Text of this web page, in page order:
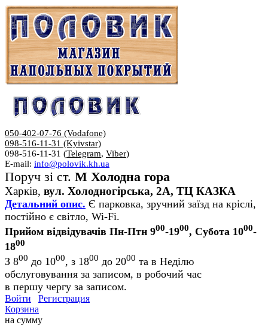
050-402-07-76 (Vodafone)
098-516-11-31 (Kyivstar)
098-516-11-31 (Telegram, Viber)
E-mail: info@polovik.kh.ua
Поруч зі ст. М Холодна гора
Харків, вул. Холодногірська, 2А, ТЦ КАЗКА
Детальний опис. Є парковка, зручний заїзд на кріслі,
постійно є світло, Wi-Fi.
Прийом відвідувачів Пн-Птн 900-1900, Субота 1000-
1800
З 800 до 1000, з 1800 до 2000 та в Неділю
обслуговування за записом, в робочий час
в першу чергу за записом.
Войти
Регистрация
Корзина
на сумму